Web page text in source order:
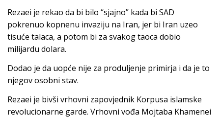
Rezaei je rekao da bi bilo “sjajno” kada bi SAD
pokrenuo kopnenu invaziju na Iran, jer bi Iran uzeo
tisuće talaca, a potom bi za svakog taoca dobio
milijardu dolara.
Dodao je da uopće nije za produljenje primirja i da je to
njegov osobni stav.
Rezaei je bivši vrhovni zapovjednik Korpusa islamske
revolucionarne garde. Vrhovni vođa Mojtaba Khamenei